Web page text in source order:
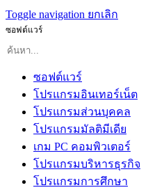
Toggle navigation ยกเลิก
ซอฟต์แวร์
ซอฟต์แวร์
โปรแกรมอินเทอร์เน็ต
โปรแกรมส่วนบุคคล
โปรแกรมมัลติมีเดีย
เกม PC คอมพิวเตอร์
โปรแกรมบริหารธุรกิจ
โปรแกรมการศึกษา